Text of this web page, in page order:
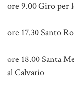
ore 9.00 Giro per
ore 17.30 Santo
ore 18.00 Santa
al Calvario